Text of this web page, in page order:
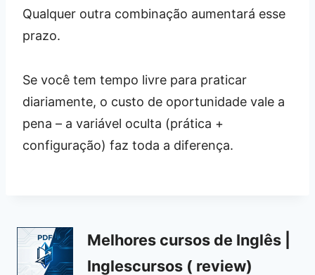
Qualquer outra combinação aumentará esse
prazo.
Se você tem tempo livre para praticar
diariamente, o custo de oportunidade vale a
pena – a variável oculta (prática +
configuração) faz toda a diferença.
Melhores cursos de Inglês |
Inglescursos ( review)